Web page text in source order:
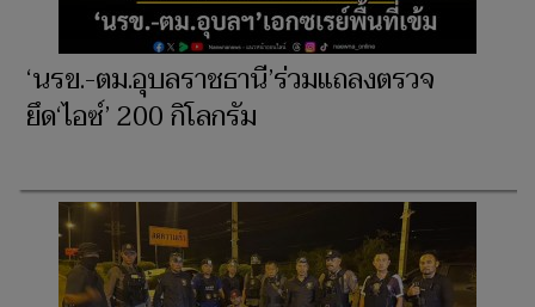
‘นรข.-ตม.อุบลราชธานี’ร่วมแถลงตรวจ
ยึด‘ไอซ์’ 200 กิโลกรัม